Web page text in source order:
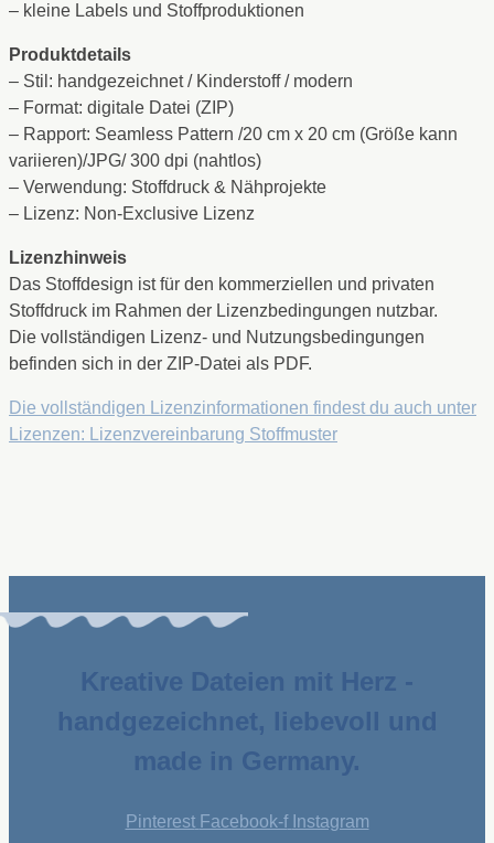
– kleine Labels und Stoffproduktionen
Produktdetails
– Stil: handgezeichnet / Kinderstoff / modern
– Format: digitale Datei (ZIP)
– Rapport: Seamless Pattern /20 cm x 20 cm (Größe kann
variieren)/JPG/ 300 dpi (nahtlos)
– Verwendung: Stoffdruck & Nähprojekte
– Lizenz: Non-Exclusive Lizenz
Lizenzhinweis
Das Stoffdesign ist für den kommerziellen und privaten
Stoffdruck im Rahmen der Lizenzbedingungen nutzbar.
Die vollständigen Lizenz- und Nutzungsbedingungen
befinden sich in der ZIP-Datei als PDF.
Die vollständigen Lizenzinformationen findest du auch unter
Lizenzen: Lizenzvereinbarung Stoffmuster
Kreative Dateien mit Herz -
handgezeichnet, liebevoll und
made in Germany.
Pinterest Facebook-f Instagram